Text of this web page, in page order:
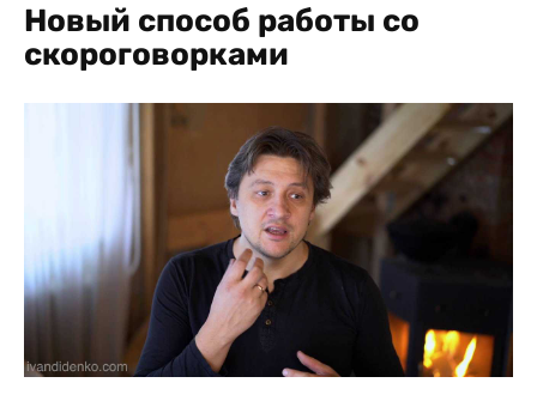
Новый способ работы со
скороговорками